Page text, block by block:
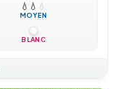
💧 💧 💧
MOYEN
BLANC